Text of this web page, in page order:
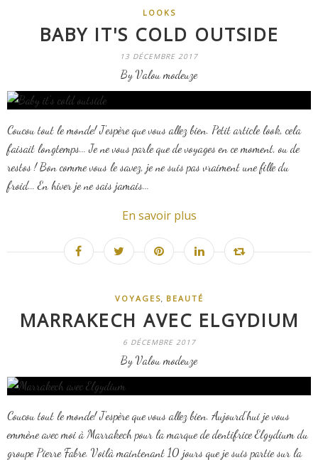
LOOKS
BABY IT'S COLD OUTSIDE
13 DÉCEMBRE 2017
By Valou modeuze
Coucou tout le monde! J'espère que vous allez bien. Petit article look, cela
faisait longtemps... Je ne vous parle que de voyages en ce moment, ou de
restos ! Bon comme vous le savez, je ne suis pas vraiment une fille du
froid... En hiver je ne sais jamais...
En savoir plus
VOYAGES, BEAUTÉ
MARRAKECH AVEC ELGYDIUM
6 DÉCEMBRE 2017
By Valou modeuze
Coucou tout le monde! J'espère que vous allez bien. Aujourd'hui je vous
emmène avec moi à Marrakech pour la marque de dentifrice Elgydium du
groupe Pierre Fabre. Voilà maintenant 10 jours que je suis partie sur la